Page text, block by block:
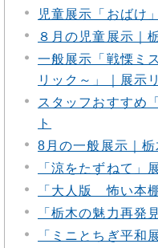
児童展示「おばけ
８月の児童展示｜
一般展示「戦慄ミ
リック～」｜展示
スタッフおすすめ
ト
8月の一般展示｜栃
「涼をたずねて」
「大人版 怖い本
「栃木の魅力再発
「ミニとちぎ平和